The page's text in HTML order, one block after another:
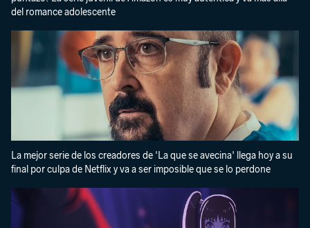
del romance adolescente
La mejor serie de los creadores de 'La que se avecina' llega hoy a su
final por culpa de Netflix y va a ser imposible que se lo perdone